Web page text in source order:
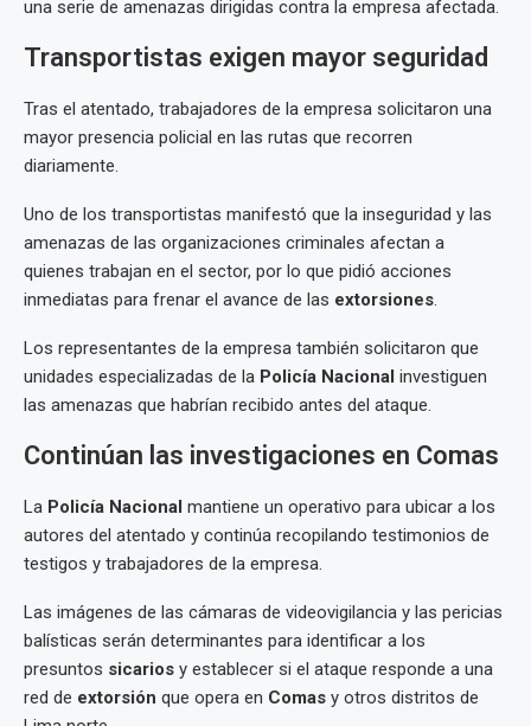
una serie de amenazas dirigidas contra la empresa afectada.
Transportistas exigen mayor seguridad
Tras el atentado, trabajadores de la empresa solicitaron una
mayor presencia policial en las rutas que recorren
diariamente.
Uno de los transportistas manifestó que la inseguridad y las
amenazas de las organizaciones criminales afectan a
quienes trabajan en el sector, por lo que pidió acciones
inmediatas para frenar el avance de las extorsiones.
Los representantes de la empresa también solicitaron que
unidades especializadas de la Policía Nacional investiguen
las amenazas que habrían recibido antes del ataque.
Continúan las investigaciones en Comas
La Policía Nacional mantiene un operativo para ubicar a los
autores del atentado y continúa recopilando testimonios de
testigos y trabajadores de la empresa.
Las imágenes de las cámaras de videovigilancia y las pericias
balísticas serán determinantes para identificar a los
presuntos sicarios y establecer si el ataque responde a una
red de extorsión que opera en Comas y otros distritos de